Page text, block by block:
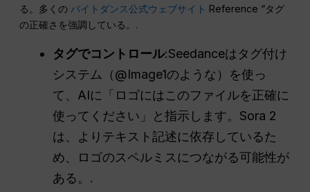
る。多くの バイトダンス公式ウェブサイト Reference “タグ
の正確さを強調している。.
タグでコントロール:Seedanceはタグ付け
システム（@Image1のような）を使っ
て、AIに「ロゴにはこのファイルを正確に
使ってください」と指示します。Sora 2
は、よりテキスト記述に依存しているた
め、ロゴのスペルミスにつながる可能性が
ある。.